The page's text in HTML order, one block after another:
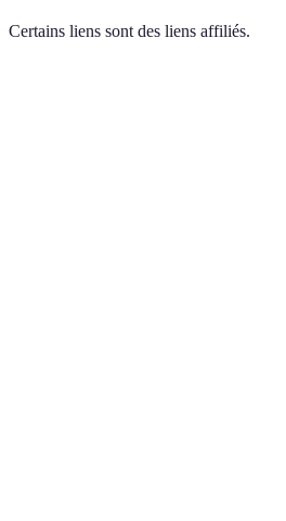
Certains liens sont des liens affiliés.